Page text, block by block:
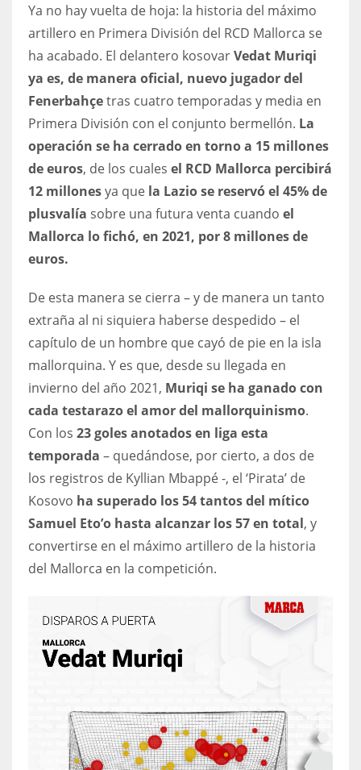
IND
34
MIN
6
DEN
PIT
NE
16
OAK
19
NYG
24
MIA
17
WSH
26
Ya no hay vuelta de hoja: la historia del máximo
artillero en Primera División del RCD Mallorca se
ha acabado. El delantero kosovarVedat Muriqi
ya es, de manera oficial, nuevo jugador del
Fenerbahçetras cuatro temporadas y media en
Primera División con el conjunto bermellón. La
operación se ha cerrado en torno a 15 millones
de euros, de los cuales el RCD Mallorca percibirá
12 millonesya que la Lazio se reservó el 45% de
plusvalía sobre una futura venta cuando el
Mallorca lo fichó, en 2021, por 8 millones de
euros.
De esta manera se cierra – y de manera un tanto
extraña al ni siquiera haberse despedido – el
capítulo de un hombre que cayó de pie en la isla
mallorquina. Y es que, desde su llegada en
invierno del año 2021, Muriqi se ha ganado con
cada testarazo el amor del mallorquinismo.
Con los 23 goles anotados en liga esta
temporada – quedándose, por cierto, a dos de
los registros de Kyllian Mbappé -, el ‘Pirata’ de
Kosovo ha superado los 54 tantos del mítico
Samuel Eto’o hasta alcanzar los 57 en total, y
convertirse en el máximo artillero de la historia
del Mallorca en la competición.